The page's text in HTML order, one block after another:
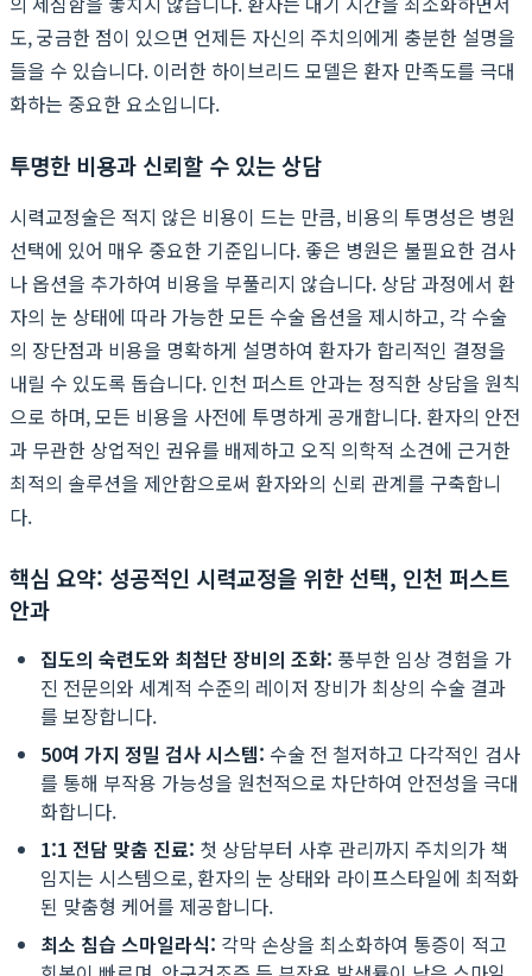
도, 궁금한 점이 있으면 언제든 자신의 주치의에게 충분한 설명을
들을 수 있습니다. 이러한 하이브리드 모델은 환자 만족도를 극대
화하는 중요한 요소입니다.
투명한 비용과 신뢰할 수 있는 상담
시력교정술은 적지 않은 비용이 드는 만큼, 비용의 투명성은 병원
선택에 있어 매우 중요한 기준입니다. 좋은 병원은 불필요한 검사
나 옵션을 추가하여 비용을 부풀리지 않습니다. 상담 과정에서 환
자의 눈 상태에 따라 가능한 모든 수술 옵션을 제시하고, 각 수술
의 장단점과 비용을 명확하게 설명하여 환자가 합리적인 결정을
내릴 수 있도록 돕습니다. 인천 퍼스트 안과는 정직한 상담을 원칙
으로 하며, 모든 비용을 사전에 투명하게 공개합니다. 환자의 안전
과 무관한 상업적인 권유를 배제하고 오직 의학적 소견에 근거한
최적의 솔루션을 제안함으로써 환자와의 신뢰 관계를 구축합니
다.
핵심 요약: 성공적인 시력교정을 위한 선택, 인천 퍼스트
안과
집도의 숙련도와 최첨단 장비의 조화: 풍부한 임상 경험을 가
진 전문의와 세계적 수준의 레이저 장비가 최상의 수술 결과
를 보장합니다.
50여 가지 정밀 검사 시스템: 수술 전 철저하고 다각적인 검사
를 통해 부작용 가능성을 원천적으로 차단하여 안전성을 극대
화합니다.
1:1 전담 맞춤 진료: 첫 상담부터 사후 관리까지 주치의가 책
임지는 시스템으로, 환자의 눈 상태와 라이프스타일에 최적화
된 맞춤형 케어를 제공합니다.
최소 침습 스마일라식: 각막 손상을 최소화하여 통증이 적고